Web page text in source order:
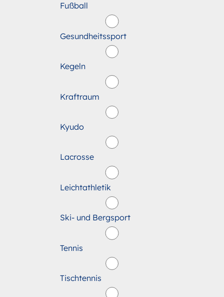
Fußball
Gesundheitssport
Kegeln
Kraftraum
Kyudo
Lacrosse
Leichtathletik
Ski- und Bergsport
Tennis
Tischtennis